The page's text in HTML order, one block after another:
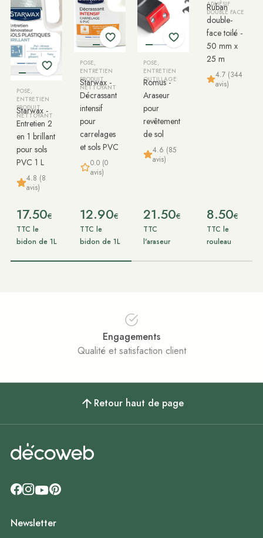
POSE,
ENTRETIEN
PRODUIT
NETTOYANT
Starwax -
Entretien 2
en 1 brillant
pour sols
PVC 1 L
4.8 (8
avis)
17.50€
TTC le
bidon de 1L
POSE,
ENTRETIEN
PRODUIT
NETTOYANT
Starwax -
Décrassant
intensif
pour
carrelages
et sols PVC
0.0 (0
avis)
12.90€
TTC le
bidon de 1L
POSE,
ENTRETIEN
OUTILLAGE
Romus -
Araseur
pour
revêtement
de sol
4.6 (85
avis)
21.50€
TTC
l'araseur
ADHÉSIF
DOUBLE FACE
Ruban
double-
face toilé -
50 mm x
25 m
4.7 (344
avis)
8.50€
TTC le
rouleau
Engagements
Qualité et satisfaction client
Retour haut de page
Newsletter